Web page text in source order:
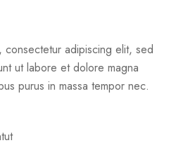
consectetur adipiscing elit, sed
ut labore et dolore magna
purus in massa tempor nec.